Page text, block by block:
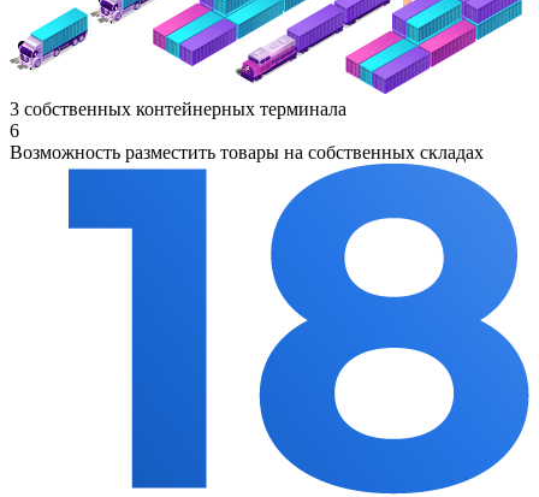
3 собственных контейнерных терминала
6
Возможность разместить товары на собственных складах